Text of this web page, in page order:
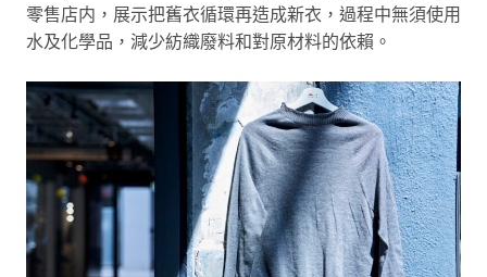
零售店内，展示把舊衣循環再造成新衣，過程中無須使用
水及化學品，減少紡織廢料和對原材料的依賴。